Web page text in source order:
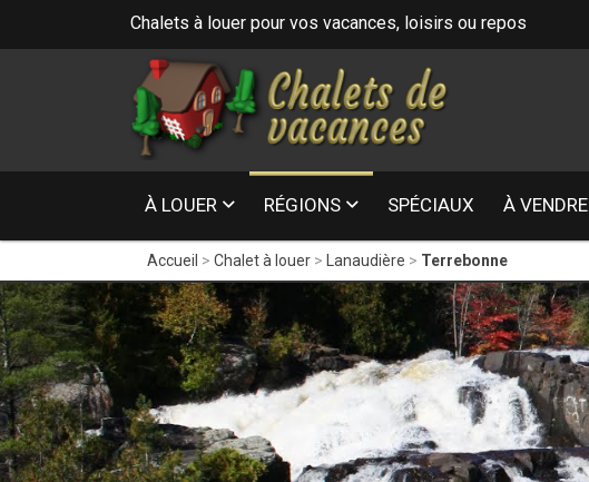
Chalets à louer pour vos vacances, loisirs ou repos
À LOUER RÉGIONS SPÉCIAUX À VENDRE
Accueil Chalet à louer Lanaudière Terrebonne